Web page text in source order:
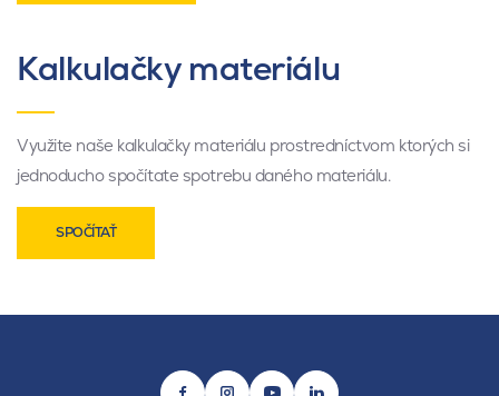
Kalkulačky materiálu
Využite naše kalkulačky materiálu prostredníctvom ktorých si
jednoducho spočítate spotrebu daného materiálu.
SPOČÍTAŤ